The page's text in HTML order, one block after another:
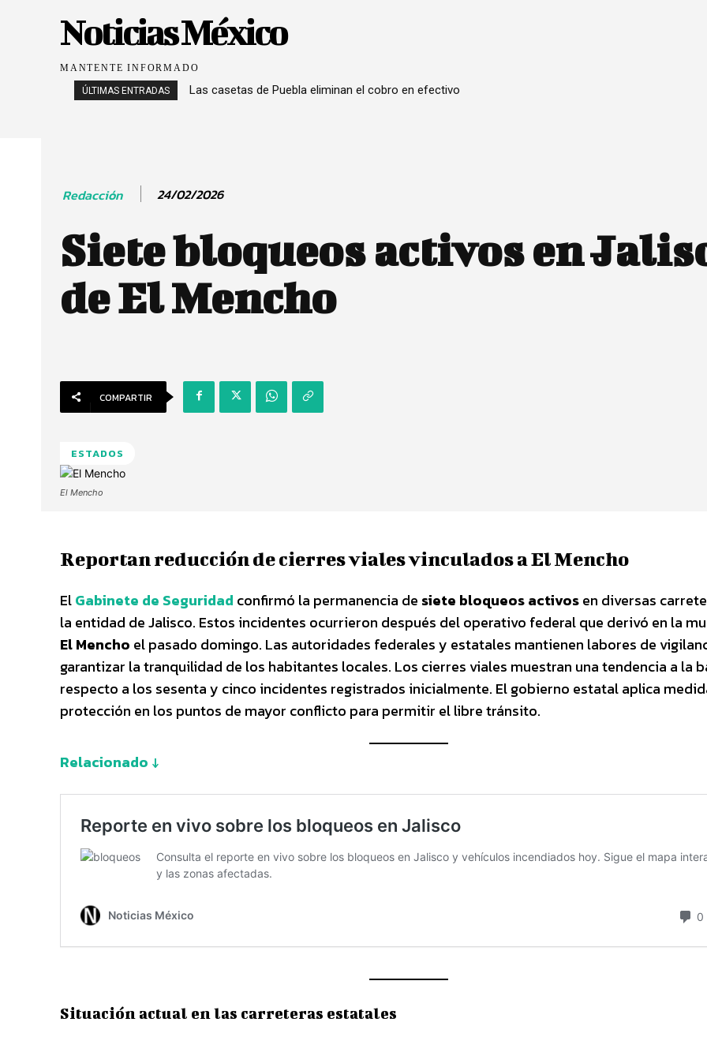
Noticias México
MANTENTE INFORMADO
ÚLTIMAS ENTRADAS Las casetas de Puebla eliminan el cobro en efectivo
Redacción 24/02/2026
Siete bloqueos activos en
de El Mencho
COMPARTIR
ESTADOS
El Mencho
Reportan reducción de cierres viales vinculados a El Mencho
ElGabinete de Seguridad confirmó la permanencia de siete bloqueos activosen diversas
la entidad de Jalisco. Estos incidentes ocurrieron después del operativo federal que derivó en la
El Mencho el pasado domingo. Las autoridades federales y estatales mantienen labores de
garantizar la tranquilidad de los habitantes locales. Los cierres viales muestran una tendencia a la
respecto a los sesenta y cinco incidentes registrados inicialmente. El gobierno estatal aplica
protección en los puntos de mayor conflicto para permitir el libre tránsito.
Relacionado ↓
Situación actual en las carreteras estatales